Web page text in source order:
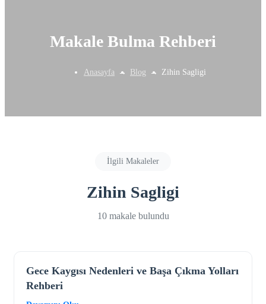
Makale Bulma Rehberi
Anasayfa Blog Zihin Sagligi
İlgili Makaleler
Zihin Sagligi
10 makale bulundu
Gece Kaygısı Nedenleri ve Başa Çıkma Yolları
Rehberi